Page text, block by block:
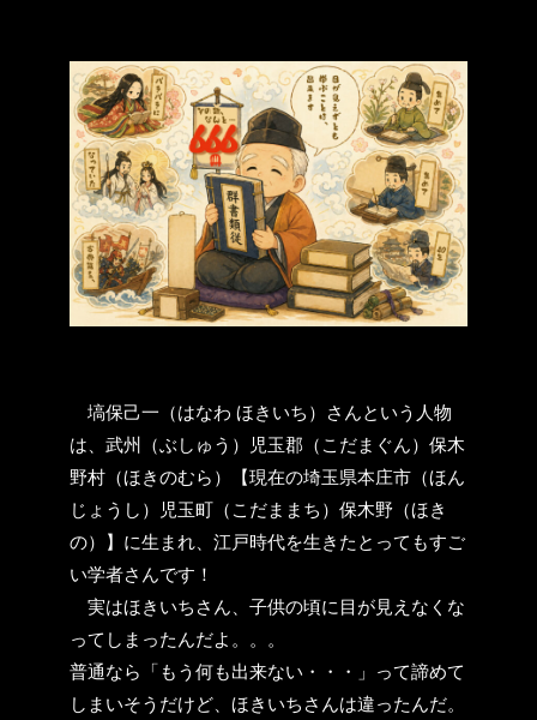
塙保己一（はなわ ほきいち）さんという人物
は、武州（ぶしゅう）児玉郡（こだまぐん）保木
野村（ほきのむら）【現在の埼玉県本庄市（ほん
じょうし）児玉町（こだままち）保木野（ほき
の）】に生まれ、江戸時代を生きたとってもすご
い学者さんです！
実はほきいちさん、子供の頃に目が見えなくな
ってしまったんだよ。。。
普通なら「もう何も出来ない・・・」って諦めて
しまいそうだけど、ほきいちさんは違ったんだ。